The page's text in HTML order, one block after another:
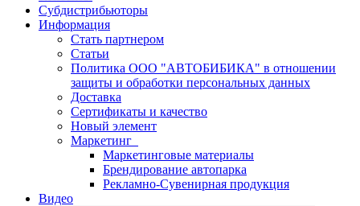
Субдистрибьюторы
Информация
Стать партнером
Статьи
Политика ООО "АВТОБИБИКА" в отношении
защиты и обработки персональных данных
Доставка
Сертификаты и качество
Новый элемент
Маркетинг
Маркетинговые материалы
Брендирование автопарка
Рекламно-Сувенирная продукция
Видео